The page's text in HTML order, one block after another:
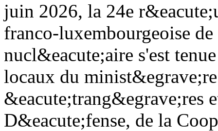
juin 2026, la 24e
franco-luxembourgeoise
nucl&eacute;aire s'est
locaux du
&eacute;trang&egrave;res
D&eacute;fense, de la